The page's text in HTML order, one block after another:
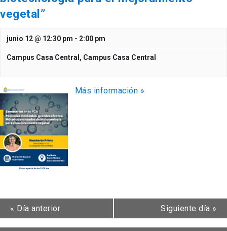
vegetal”
junio 12 @ 12:30 pm - 2:00 pm
Campus Casa Central, Campus Casa Central
Más información »
« Día anterior Siguiente día »